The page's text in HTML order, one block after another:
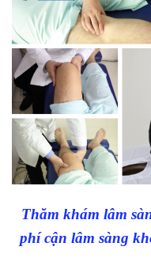
Thăm khám lâm
phí cận lâm sàng